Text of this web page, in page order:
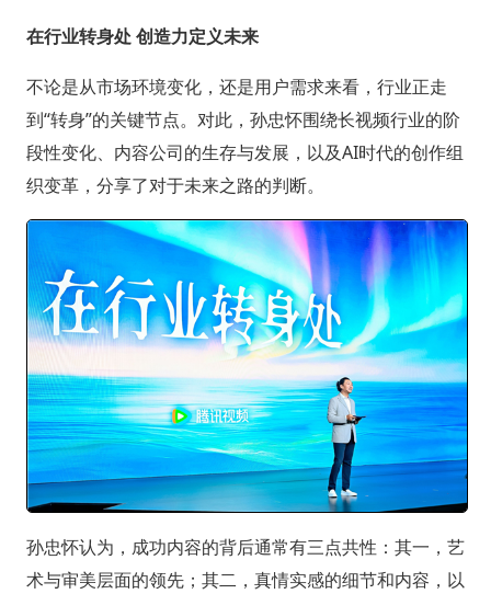
在行业转身处 创造力定义未来
不论是从市场环境变化，还是用户需求来看，行业正走
到“转身”的关键节点。对此，孙忠怀围绕长视频行业的阶
段性变化、内容公司的生存与发展，以及AI时代的创作组
织变革，分享了对于未来之路的判断。
孙忠怀认为，成功内容的背后通常有三点共性：其一，艺
术与审美层面的领先；其二，真情实感的细节和内容，以